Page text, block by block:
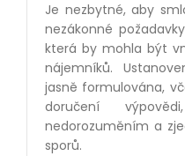
Je nezbytné, aby
nezákonné
která by mohla být
nájemníků.
jasně formulována,
doručení
nedorozuměním a
sporů.